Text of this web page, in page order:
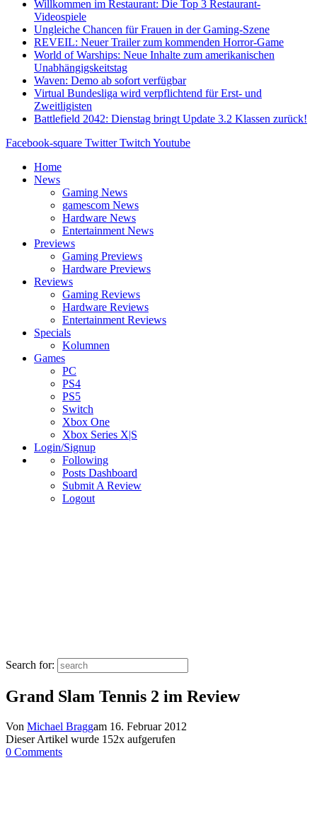
Willkommen im Restaurant: Die Top 3 Restaurant-
Videospiele
Ungleiche Chancen für Frauen in der Gaming-Szene
REVEIL: Neuer Trailer zum kommenden Horror-Game
World of Warships: Neue Inhalte zum amerikanischen
Unabhängigskeitstag
Waven: Demo ab sofort verfügbar
Virtual Bundesliga wird verpflichtend für Erst- und
Zweitligisten
Battlefield 2042: Dienstag bringt Update 3.2 Klassen zurück!
Facebook-square Twitter Twitch Youtube
Home
News
Gaming News
gamescom News
Hardware News
Entertainment News
Previews
Gaming Previews
Hardware Previews
Reviews
Gaming Reviews
Hardware Reviews
Entertainment Reviews
Specials
Kolumnen
Games
PC
PS4
PS5
Switch
Xbox One
Xbox Series X|S
Login/Signup
Following
Posts Dashboard
Submit A Review
Logout
Search for:
Grand Slam Tennis 2 im Review
Von Michael Braggam 16. Februar 2012
Dieser Artikel wurde 152x aufgerufen
0 Comments